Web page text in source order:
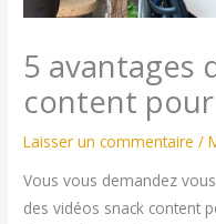
5 avantages
content
Laisser un commentaire /
Vous vous demandez
des vidéos snack content